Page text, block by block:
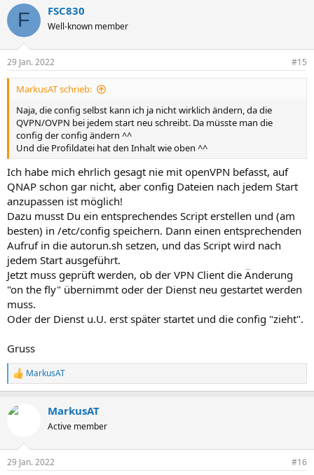
F FSC830
Well-known member
29 Jan. 2022 #15
MarkusAT schrieb:
Naja, die config selbst kann ich ja nicht wirklich ändern, da die
QVPN/OVPN bei jedem start neu schreibt. Da müsste man die
config der config ändern ^^
Und die Profildatei hat den Inhalt wie oben ^^
Ich habe mich ehrlich gesagt nie mit openVPN befasst, auf
QNAP schon gar nicht, aber config Dateien nach jedem Start
anzupassen ist möglich!
Dazu musst Du ein entsprechendes Script erstellen und (am
besten) in /etc/config speichern. Dann einen entsprechenden
Aufruf in die autorun.sh setzen, und das Script wird nach
jedem Start ausgeführt.
Jetzt muss geprüft werden, ob der VPN Client die Änderung
"on the fly" übernimmt oder der Dienst neu gestartet werden
muss.
Oder der Dienst u.U. erst später startet und die config "zieht".
Gruss
R
e
k
e
MarkusAT
MarkusAT
Active member
29 Jan. 2022 #16